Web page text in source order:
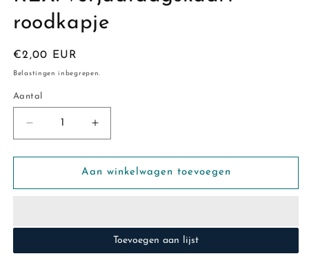
roodkapje
Normale
prijs
€2,00 EUR
Belastingen inbegrepen.
Aantal
Aantal
Aantal
verlagen
voor
verjaardagskaart
Aantal
verhogen
voor
REX:
verjaardagskaart
Aan winkelwagen toevoegen
Toevoegen aan lijst